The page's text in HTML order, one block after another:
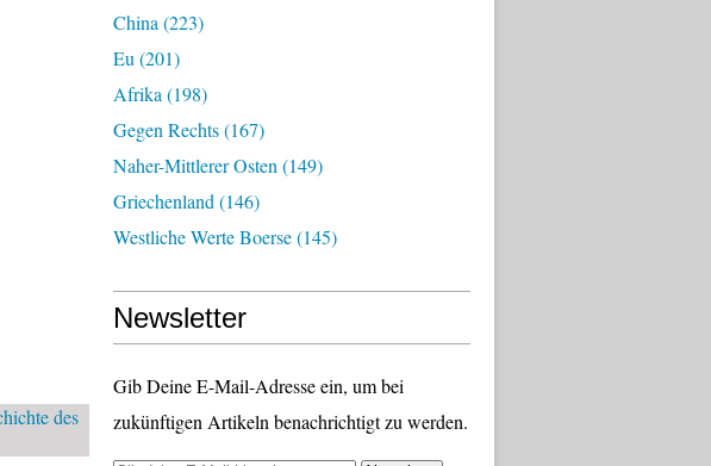
China (223)
Eu (201)
Afrika (198)
Gegen Rechts(167)
Naher-Mittlerer Osten (149)
Griechenland (146)
Westliche Werte Boerse(145)
Newsletter
Gib Deine E-Mail-Adresse ein, um bei
zukünftigen Artikeln benachrichtigt zu werden.